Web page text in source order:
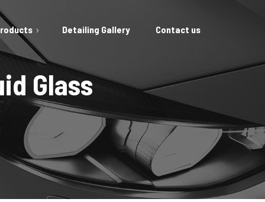
Detailing Gallery Contact us
Glass